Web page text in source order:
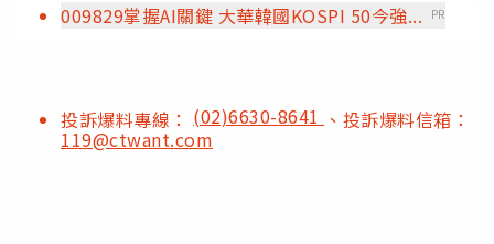
009829掌握AI關鍵 大華韓國KOSPI 50今強...
PR
投訴爆料專線： (02)6630-8641 、投訴爆料信箱：
119@ctwant.com